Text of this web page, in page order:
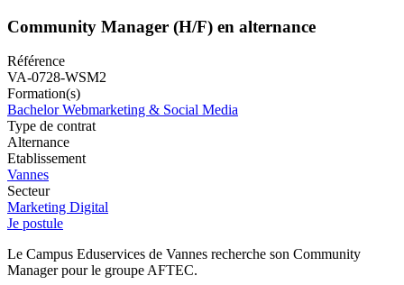
Community Manager (H/F) en alternance
Référence
VA-0728-WSM2
Formation(s)
Bachelor Webmarketing & Social Media
Type de contrat
Alternance
Etablissement
Vannes
Secteur
Marketing Digital
Je postule
Le Campus Eduservices de Vannes recherche son Community
Manager pour le groupe AFTEC.